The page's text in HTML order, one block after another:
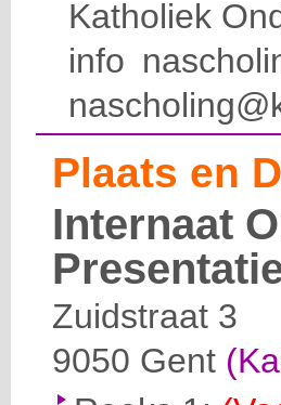
Katholiek
info
Plaats en
Internaat
Zuidstraat 3
9050 Gent